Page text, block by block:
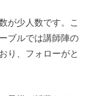
が少人数です。こ
ブルでは講師陣の
り、フォローがと